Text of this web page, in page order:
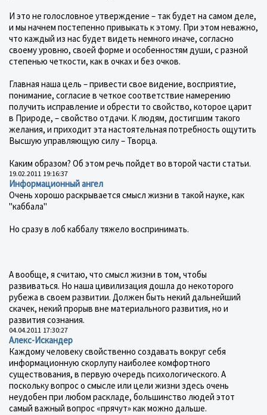
И это не голословное утверждение – так будет на самом деле,
и мы начнем постепенно привыкать к этому. При этом неважно,
что каждый из нас будет видеть немного иначе, согласно
своему уровню, своей форме и особенностям души, с разной
степенью четкости, как в очках и без очков.
Главная наша цель – привести свое видение, восприятие,
понимание, согласие в четкое соответствие намерению
получить исправление и обрести то свойство, которое царит
в Природе, – свойство отдачи. К людям, достигшим такого
желания, и приходит эта настоятельная потребность ощутить
Высшую управляющую силу – Творца.
Каким образом? Об этом речь пойдет во второй части статьи.
19.02.2011 19:16:37
Информационный ангел
Очень хорошо раскрывается смысл жизни в такой науке, как
"каббала"
Но сразу в лоб каббалу тяжело воспринимать.
А вообще, я считаю, что смысл жизни в том, чтобы
развиваться. Но наша цивилизация дошла до некоторого
рубежа в своем развитии. Должен быть некий дальнейший
скачек, некий прорыв вне материального развития, но и
развития сознания.
04.04.2011 17:30:27
Алекс-Искандер
Каждому человеку свойственно создавать вокруг себя
информационную скорлупу наиболее комфортного
существования, в первую очередь психологического. А
поскольку вопрос о смысле или цели жизни здесь очень
неудобен при любом раскладе, большинство людей этот
самый важный вопрос «прячут» как можно дальше.